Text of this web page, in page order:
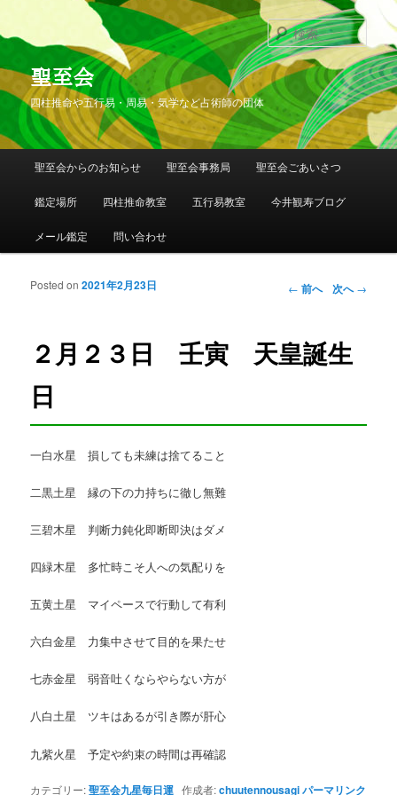
聖至会
四柱推命や五行易・周易・気学など占術師の団体
索
メインメニュー
メインコンテンツへ移動
サブコンテンツへ移動
聖至会からのお知らせ 聖至会事務局 聖至会ごあいさつ
鑑定場所 四柱推命教室 五行易教室 今井観寿ブログ
メール鑑定 問い合わせ
投稿ナビゲー
← 前へ 次へ→
２月２３日 壬寅 天皇誕生
日
Posted on2021年2月23日
一白水星 損しても未練は捨てること
二黒土星 縁の下の力持ちに徹し無難
三碧木星 判断力鈍化即断即決はダメ
四緑木星 多忙時こそ人への気配りを
五黄土星 マイペースで行動して有利
六白金星 力集中させて目的を果たせ
七赤金星 弱音吐くならやらない方が
八白土星 ツキはあるが引き際が肝心
九紫火星 予定や約束の時間は再確認
カテゴリー:聖至会九星毎日運 作成者:chuutennousagiパーマリンク